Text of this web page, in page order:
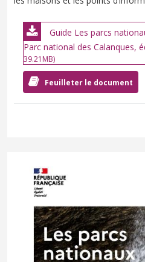
Guide Les parcs
Parc national des Calanques,
39.21MB)
Feuilleter le document